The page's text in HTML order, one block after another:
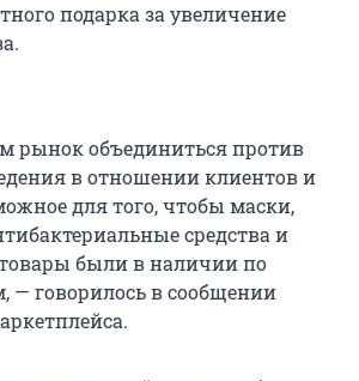
подарка за увеличение
рынок объединиться против
в отношении клиентов и
для того, чтобы маски,
средства и
были в наличии по
говорилось в сообщении